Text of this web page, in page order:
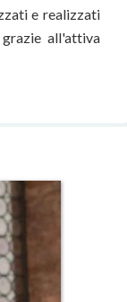
e realizzati
grazie all'attiva